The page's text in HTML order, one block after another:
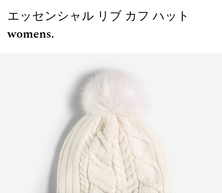
エッセンシャル リブ カフ ハット
womens.